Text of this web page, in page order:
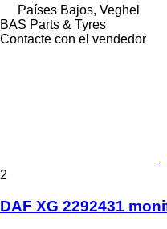
Países Bajos, Veghel
BAS Parts & Tyres
Contacte con el vendedor
2
DAF XG 2292431